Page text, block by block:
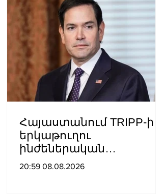
Հայաստանում TRIPP-ի
երկաթուղու
ինժեներական
ուսումնասիրություններ
20:59 08.08.2026